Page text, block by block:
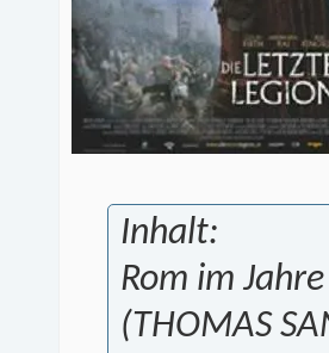
Inhalt:
Rom im
(THOMAS